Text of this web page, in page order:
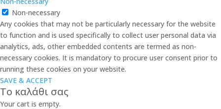
Non-necessary
Any cookies that may not be particularly necessary for the website
to function and is used specifically to collect user personal data via
analytics, ads, other embedded contents are termed as non-
necessary cookies. It is mandatory to procure user consent prior to
running these cookies on your website.
SAVE & ACCEPT
Το καλάθι σας
Your cart is empty.